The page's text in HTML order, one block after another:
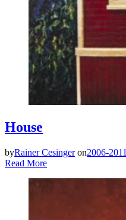
House
byRainer Cesinger on2006-2011
Read More